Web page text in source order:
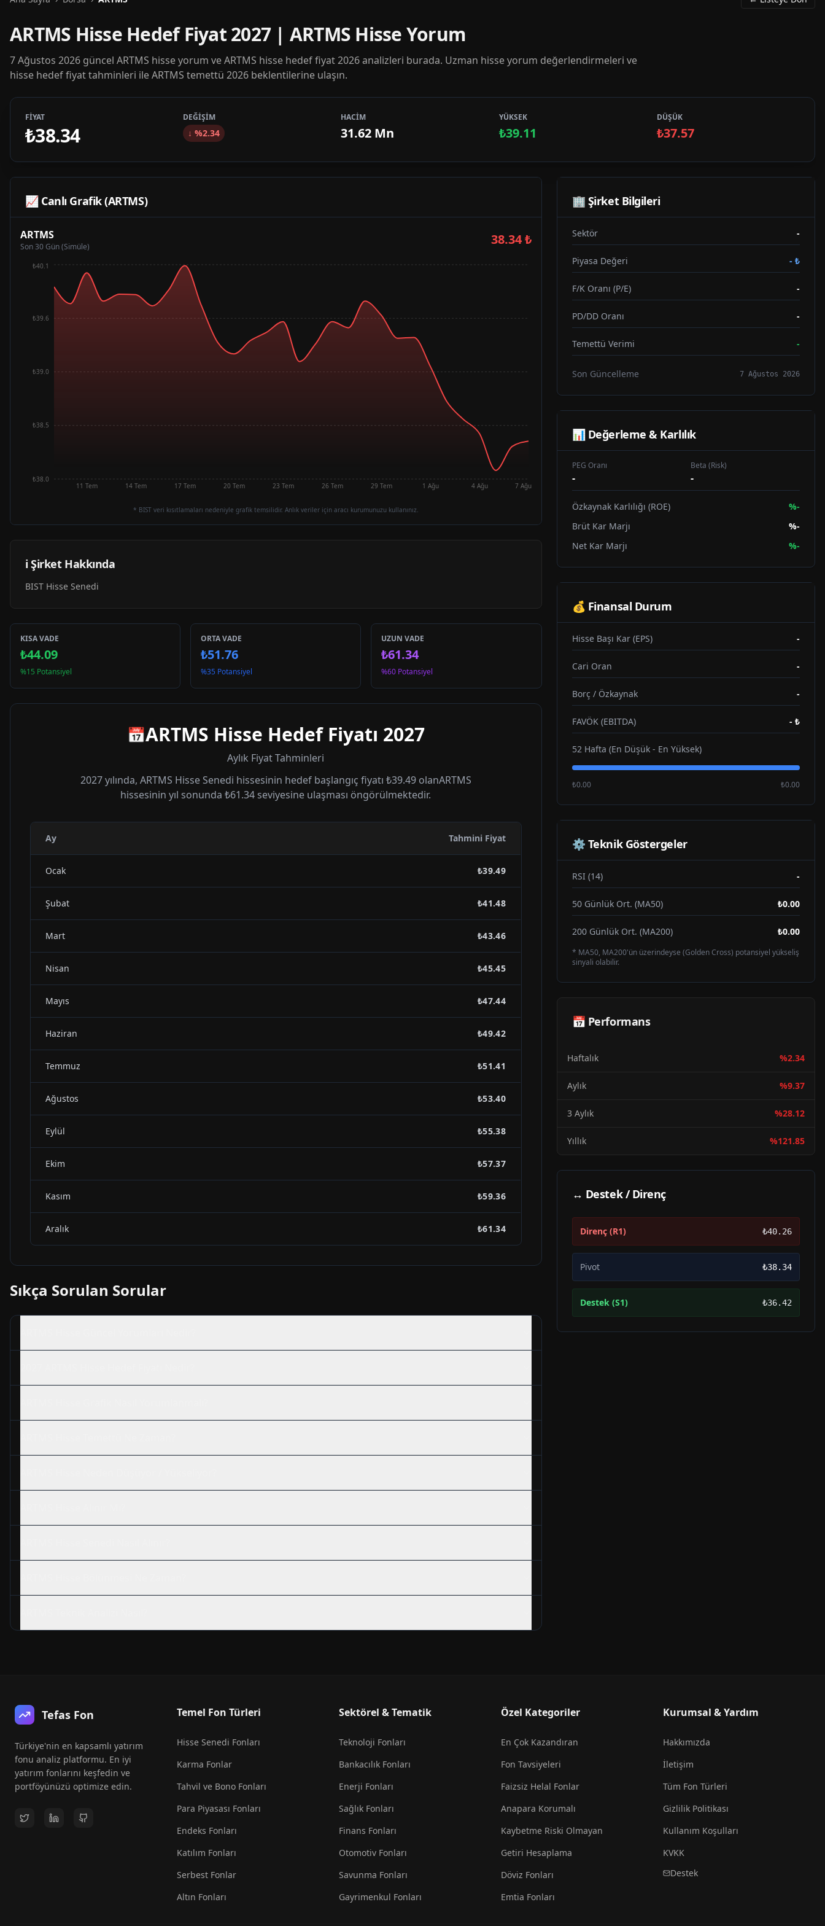
ARTMS Hisse Hedef Fiyat 2027 | ARTMS Hisse Yorum
7 Ağustos 2026 güncel ARTMS hisse yorum ve ARTMS hisse hedef fiyat 2026 analizleri burada. Uzman hisse yorum değerlendirmeleri ve
hisse hedef fiyat tahminleri ile ARTMS temettü 2026 beklentilerine ulaşın.
FİYAT
₺38.34
DEĞİŞİM
↓ %2.34
HACİM
31.62 Mn
YÜKSEK
₺39.11
DÜŞÜK
₺37.57
📈 Canlı Grafik (ARTMS)
ARTMS
Son 30 Gün (Simüle) 38.34₺
11 Tem 14 Tem 17 Tem 20 Tem 23 Tem 26 Tem 29 Tem 1 Ağu 4 Ağu 7 Ağu
₺38.0
₺38.5
₺39.0
₺39.6
₺40.1
* BIST veri kısıtlamaları nedeniyle grafik temsilidir. Anlık veriler için aracı kurumunuzu kullanınız.
ℹ️ Şirket Hakkında
BIST Hisse Senedi
KISA VADE
₺44.09
%15 Potansiyel
ORTA VADE
₺51.76
%35 Potansiyel
UZUN VADE
₺61.34
%60 Potansiyel
📅ARTMS Hisse Hedef Fiyatı 2027
Aylık Fiyat Tahminleri
2027yılında, ARTMS Hisse Senedi hissesinin hedef başlangıç fiyatı ₺39.49olanARTMS
hissesinin yıl sonunda₺61.34 seviyesine ulaşması öngörülmektedir.
Ay Tahmini Fiyat
Ocak ₺39.49
Şubat ₺41.48
Mart ₺43.46
Nisan ₺45.45
Mayıs ₺47.44
Haziran ₺49.42
Temmuz ₺51.41
Ağustos ₺53.40
Eylül ₺55.38
Ekim ₺57.37
Kasım ₺59.36
Aralık ₺61.34
Sıkça Sorulan Sorular
🏢 Şirket Bilgileri
Sektör -
Piyasa Değeri - ₺
F/K Oranı (P/E) -
PD/DD Oranı -
Temettü Verimi -
Son Güncelleme 7 Ağustos 2026
📊 Değerleme & Karlılık
PEG Oranı
-
Beta (Risk)
-
Özkaynak Karlılığı (ROE) %-
Brüt Kar Marjı
%-
Net Kar Marjı
%-
💰 Finansal Durum
Hisse Başı Kar (EPS) -
Cari Oran -
Borç / Özkaynak -
FAVÖK (EBITDA) - ₺
52 Hafta (En Düşük - En Yüksek)
₺0.00 ₺0.00
⚙️ Teknik Göstergeler
RSI (14) -
50 Günlük Ort. (MA50) ₺0.00
200 Günlük Ort. (MA200) ₺0.00
* MA50, MA200'ün üzerindeyse (Golden Cross) potansiyel yükseliş
sinyali olabilir.
📅 Performans
Haftalık %2.34
Aylık %9.37
3 Aylık %28.12
Yıllık %121.85
↔ Destek / Direnç
Direnç (R1) ₺40.26
Pivot ₺38.34
Destek (S1) ₺36.42
Tefas Fon
Türkiye'nin en kapsamlı yatırım
fonu analiz platformu. En iyi
yatırım fonlarını keşfedin ve
portföyünüzü optimize edin.
Temel Fon Türleri
Hisse Senedi Fonları
Karma Fonlar
Tahvil ve Bono Fonları
Para Piyasası Fonları
Endeks Fonları
Katılım Fonları
Serbest Fonlar
Altın Fonları
Sektörel & Tematik
Teknoloji Fonları
Bankacılık Fonları
Enerji Fonları
Sağlık Fonları
Finans Fonları
Otomotiv Fonları
Savunma Fonları
Gayrimenkul Fonları
Özel Kategoriler
En Çok Kazandıran
Fon Tavsiyeleri
Faizsiz Helal Fonlar
Anapara Korumalı
Kaybetme Riski Olmayan
Getiri Hesaplama
Döviz Fonları
Emtia Fonları
Kurumsal & Yardım
Hakkımızda
İletişim
Tüm Fon Türleri
Gizlilik Politikası
Kullanım Koşulları
KVKK
Destek